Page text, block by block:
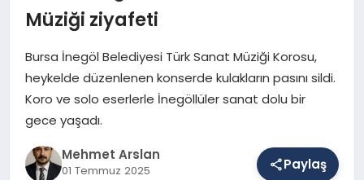
SPOR
MAGAZIN
SAĞLIK
Müziği ziyafeti
Bursa İnegöl Belediyesi Türk Sanat Müziği Korosu,
heykelde düzenlenen konserde kulakların pasını sildi.
Koro ve solo eserlerle İnegöllüler sanat dolu bir
gece yaşadı.
Mehmet Arslan
01 Temmuz 2025 Paylaş